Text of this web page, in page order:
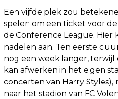
Een vijfde plek zou
spelen om een ticket voor
de Conference League. Hier
nadelen aan. Ten eerste
nog een week langer,
kan afwerken in het eigen
concerten van Harry Styles),
naar het stadion van FC